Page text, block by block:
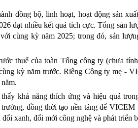
đồng bộ, linh hoạt, hoạt động sản
đạt nhiều kết quả tích cực. Tổng sản
cùng kỳ năm 2025; trong đó, sản
thuế của toàn Tổng công ty (chưa
kỳ năm trước. Riêng Công ty mẹ -
khả năng thích ứng và hiệu quả
đồng thời tạo nền tảng để VICEM
đổi xanh, đổi mới công nghệ và phát triển